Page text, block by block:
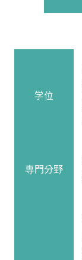
学位
専門分野